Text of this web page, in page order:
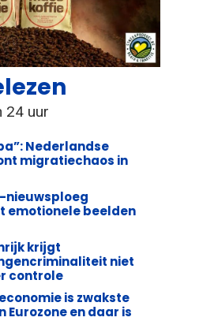
24 uur
Nederlandse
migratiechaos in
nieuwsploeg
emotionele beelden
krijgt
niet
controle
is zwakste
Eurozone en daar is